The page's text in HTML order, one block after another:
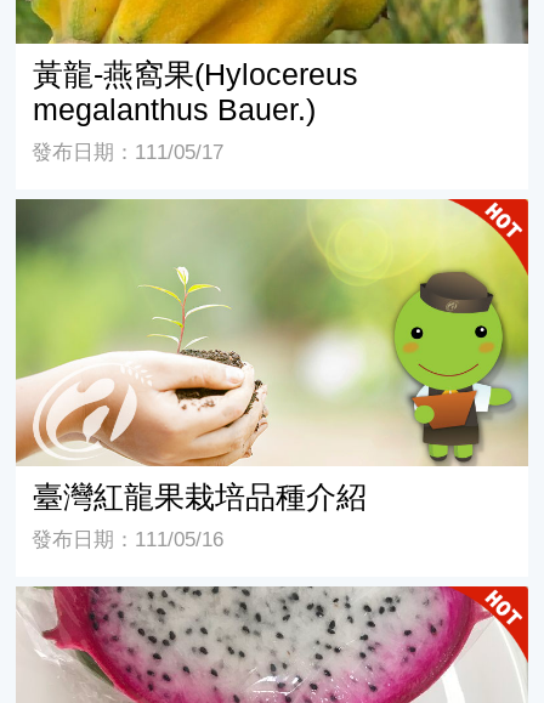
黃龍-燕窩果(Hylocereus
megalanthus Bauer.)
發布日期：111/05/17
臺灣紅龍果栽培品種介紹
臺灣紅龍果栽培品種介紹
發布日期：111/05/16
如同粉紅寶石鑲繞在白玉之上~~兼具紅、白肉特性的雙色